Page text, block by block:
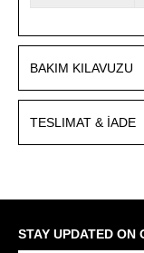
BAKIM KILAVUZU
TESLIMAT & İADE
STAY UPDATED ON